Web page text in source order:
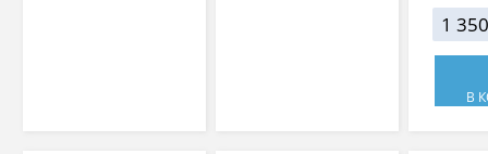
1
В